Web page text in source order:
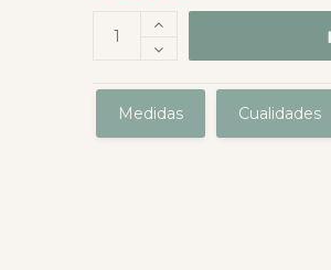
Medidas Cualidades